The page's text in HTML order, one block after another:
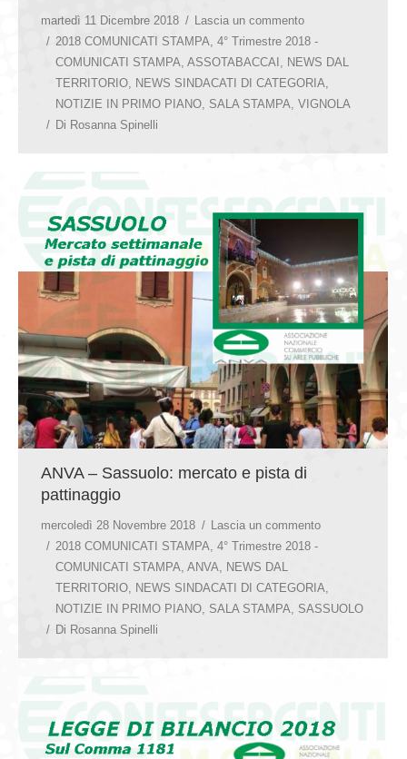
martedì 11 Dicembre 2018
Lascia un commento
2018 COMUNICATI STAMPA 4° Trimestre 2018 -
COMUNICATI STAMPA ASSOTABACCAI
NEWS DAL
TERRITORIO
NEWS SINDACATI DI CATEGORIA
NOTIZIE IN PRIMO PIANO SALA STAMPA VIGNOLA
Di Rosanna Spinelli
ANVA – Sassuolo: mercato e pista di
pattinaggio
mercoledì 28 Novembre 2018
Lascia un commento
2018 COMUNICATI STAMPA, 4° Trimestre 2018 -
COMUNICATI STAMPA, ANVA, NEWS DAL
TERRITORIO, NEWS SINDACATI DI CATEGORIA,
NOTIZIE IN PRIMO PIANO, SALA STAMPA, SASSUOLO
Di Rosanna Spinelli